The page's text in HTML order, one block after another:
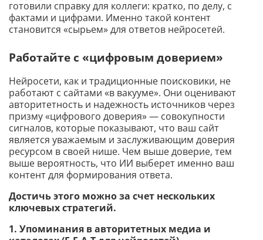
готовили справку для коллеги: кратко, по делу, с
фактами и цифрами. Именно такой контент
становится «сырьем» для ответов нейросетей.
Работайте с «цифровым доверием»
Нейросети, как и традиционные поисковики, не
работают с сайтами «в вакууме». Они оценивают
авторитетность и надежность источников через
призму «цифрового доверия» — совокупности
сигналов, которые показывают, что ваш сайт
является уважаемым и заслуживающим доверия
ресурсом в своей нише. Чем выше доверие, тем
выше вероятность, что ИИ выберет именно ваш
контент для формирования ответа.
Достичь этого можно за счет нескольких
ключевых стратегий.
1. Упоминания в авторитетных медиа и